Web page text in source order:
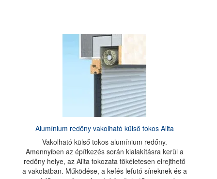
Alumínium redőny vakolható külső tokos Alita
Vakolható külső tokos alumínium redőny.
Amennyiben az építkezés során kialakításra kerül a
redőny helye, az Alita tokozata tökéletesen elrejthető
a vakolatban. Működése, a kefés lefutó síneknek és a